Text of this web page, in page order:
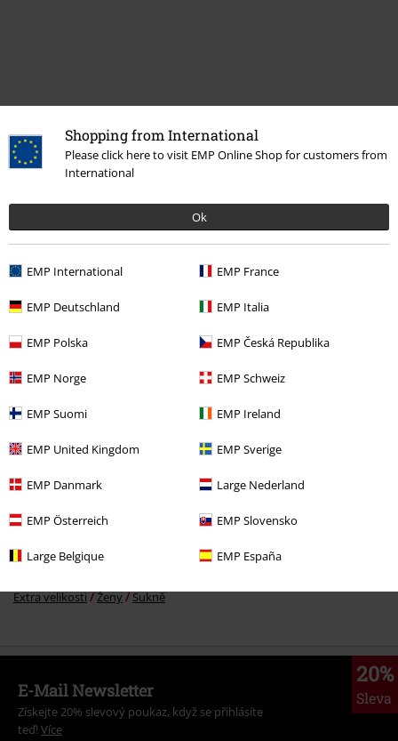
Shopping from International
Please click here to visit EMP Online Shop for customers from
International
Ok
EMP International EMP France
EMP Deutschland EMP Italia
EMP Polska EMP Česká Republika
EMP Norge EMP Schweiz
EMP Suomi EMP Ireland
EMP United Kingdom EMP Sverige
EMP Danmark Large Nederland
EMP Österreich EMP Slovensko
Large Belgique EMP España
Naposledy navštívené
Oblečení & doplňky Kalhoty Sukně a kilty
Značky Killstar
Témata Gotika
Výprodej % Ženy Sukně
Extra velikosti Ženy Sukně
20%
Sleva
E-Mail Newsletter
Získejte 20% slevový poukaz, když se přihlásíte
teď! Více